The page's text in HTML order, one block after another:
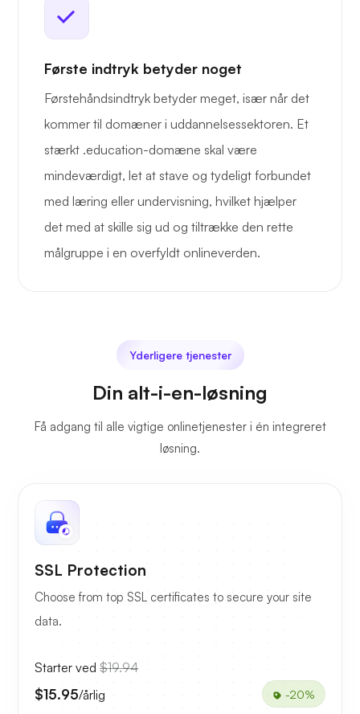
Første indtryk betyder noget
Førstehåndsindtryk betyder meget, især når det
kommer til domæner i uddannelsessektoren. Et
stærkt .education-domæne skal være
mindeværdigt, let at stave og tydeligt forbundet
med læring eller undervisning, hvilket hjælper
det med at skille sig ud og tiltrække den rette
målgruppe i en overfyldt onlineverden.
Yderligere tjenester
Din alt-i-en-løsning
Få adgang til alle vigtige onlinetjenester i én integreret
løsning.
SSL Protection
Choose from top SSL certificates to secure your site
data.
Starter ved $19.94
$15.95/årlig -20%